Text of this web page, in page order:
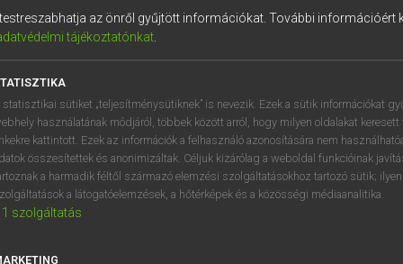
szótár
VAN ELŐFIZETÉSED?
megtekintéséhez.
az önről gyűjtött információkat. További információért
tájékoztatónkat.
statisztikai sütiket „teljesítménysütiknek” is nevezik. Ezek a sütik információkat
használatának módjáról, többek között arról, hogy milyen oldalakat keresett
kattintott. Ezek az információk a felhasználó azonosítására nem
összesítettek és anonimizáltak. Céljuk kizárólag a weboldal funkcióinak
a harmadik féltől származó elemzési szolgáltatásokhoz tartozó sütik;
a látogatóelemzések, a hőtérképek és a közösségi médiaanalitika.
1 szolgáltatás
DE CN FR ES IT NL
1 2 3 4 5 6 7 8 9
q w e r t z u i
a s d f g h j k l é
í y x c v b n m , .